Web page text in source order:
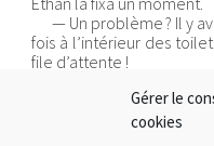
Gérer le
cookies
— Un problème ? Il y
fois à l’intérieur des
file d’attente !
deux mains et
ses narines quand